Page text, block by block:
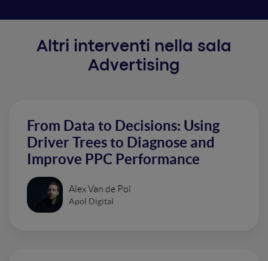
Altri interventi nella sala
Advertising
From Data to Decisions: Using
Driver Trees to Diagnose and
Improve PPC Performance
Alex Van de Pol
Apol Digital